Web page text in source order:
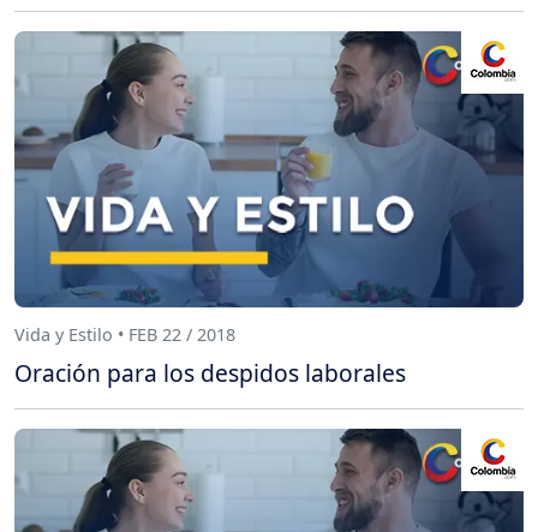
Vida y Estilo • FEB 22 / 2018
Oración para los despidos laborales